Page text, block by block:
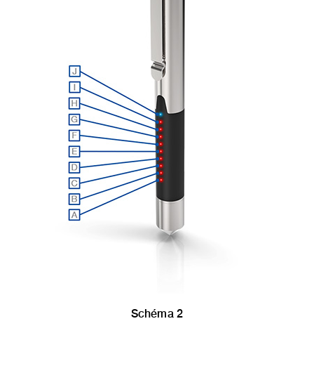
Schéma 2